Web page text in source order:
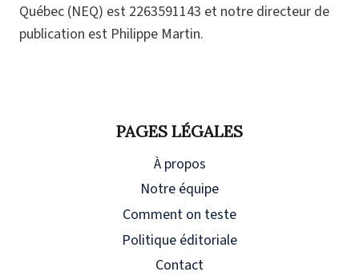
Québec (NEQ) est 2263591143 et notre directeur de
publication est Philippe Martin.
PAGES LÉGALES
À propos
Notre équipe
Comment on teste
Politique éditoriale
Contact